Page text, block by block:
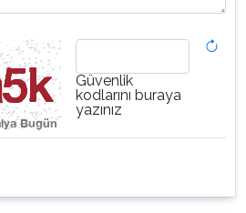
Güvenlik
kodlarını buraya
yazınız